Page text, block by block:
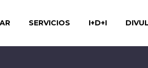
SERVICIOS I+D+I